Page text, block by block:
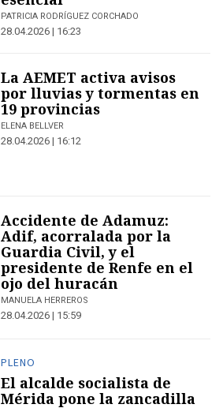
PATRICIA RODRÍGUEZ CORCHADO
28.04.2026 | 16:23
La AEMET activa avisos
por lluvias y tormentas en
19 provincias
ELENA BELLVER
28.04.2026 | 16:12
Accidente de Adamuz:
Adif, acorralada por la
Guardia Civil, y el
presidente de Renfe en el
ojo del huracán
MANUELA HERREROS
28.04.2026 | 15:59
PLENO
El alcalde socialista de
Mérida pone la zancadilla